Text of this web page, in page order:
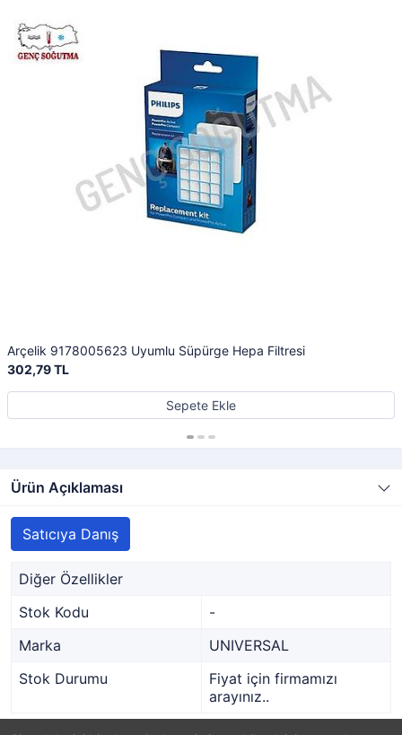
Arçelik 9178005623 Uyumlu Süpürge Hepa Filtresi
302,79 TL
Sepete Ekle
Ürün Açıklaması
Satıcıya Danış
Diğer Özellikler
Stok Kodu
-
Marka
UNIVERSAL
Stok Durumu
Fiyat için firmamızı
arayınız..